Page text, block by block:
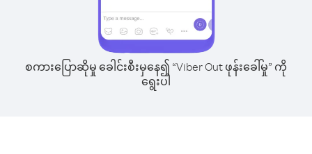
စကားပြောဆိုမှု ခေါင်းစီးမှနေ၍ “Viber Out ဖုန်းခေါ်မှု” ကို
ရွေးပါ